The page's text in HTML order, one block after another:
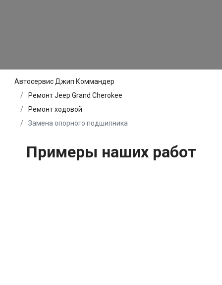
Автосервис Джип Коммандер
Ремонт Jeep Grand Cherokee
Ремонт ходовой
Замена опорного подшипника
Примеры наших работ